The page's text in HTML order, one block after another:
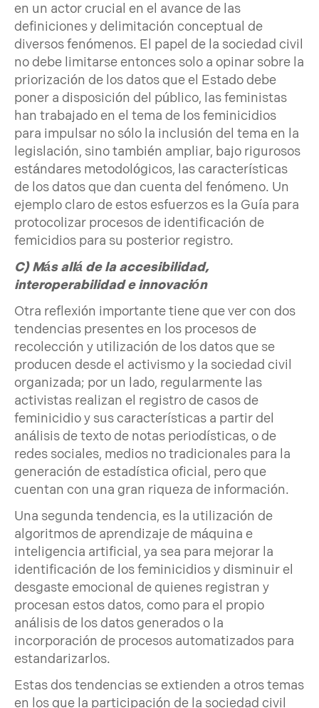
en un actor crucial en el avance de las
definiciones y delimitación conceptual de
diversos fenómenos. El papel de la sociedad civil
no debe limitarse entonces solo a opinar sobre la
priorización de los datos que el Estado debe
poner a disposición del público, las feministas
han trabajado en el tema de los feminicidios
para impulsar no sólo la inclusión del tema en la
legislación, sino también ampliar, bajo rigurosos
estándares metodológicos, las características
de los datos que dan cuenta del fenómeno. Un
ejemplo claro de estos esfuerzos es la Guía para
protocolizar procesos de identificación de
femicidios para su posterior registro.
C) Más allá de la accesibilidad,
interoperabilidad e innovación
Otra reflexión importante tiene que ver con dos
tendencias presentes en los procesos de
recolección y utilización de los datos que se
producen desde el activismo y la sociedad civil
organizada; por un lado, regularmente las
activistas realizan el registro de casos de
feminicidio y sus características a partir del
análisis de texto de notas periodísticas, o de
redes sociales, medios no tradicionales para la
generación de estadística oficial, pero que
cuentan con una gran riqueza de información.
Una segunda tendencia, es la utilización de
algoritmos de aprendizaje de máquina e
inteligencia artificial, ya sea para mejorar la
identificación de los feminicidios y disminuir el
desgaste emocional de quienes registran y
procesan estos datos, como para el propio
análisis de los datos generados o la
incorporación de procesos automatizados para
estandarizarlos.
Estas dos tendencias se extienden a otros temas
en los que la participación de la sociedad civil